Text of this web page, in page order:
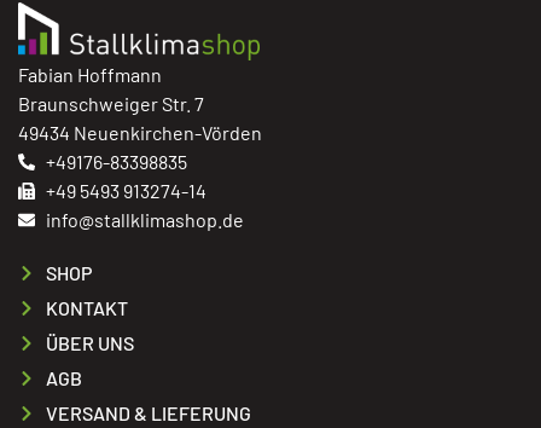
Fabian Hoffmann
Braunschweiger Str. 7
49434 Neuenkirchen-Vörden
+49176-83398835
+49 5493 913274-14
info@stallklimashop.de
SHOP
KONTAKT
ÜBER UNS
AGB
VERSAND & LIEFERUNG